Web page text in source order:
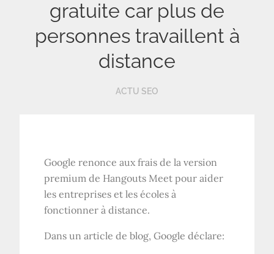
gratuite car plus de
personnes travaillent à
distance
ACTU SEO
Google renonce aux frais de la version
premium de Hangouts Meet pour aider
les entreprises et les écoles à
fonctionner à distance.
Dans un article de blog, Google déclare: